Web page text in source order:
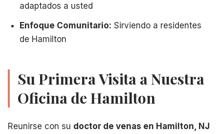
adaptados a usted
Enfoque Comunitario: Sirviendo a residentes
de Hamilton
Su Primera Visita a Nuestra
Oficina de Hamilton
Reunirse con su doctor de venas en Hamilton, NJ